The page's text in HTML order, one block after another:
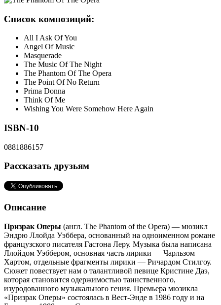
Список композиций:
All I Ask Of You
Angel Of Music
Masquerade
The Music Of The Night
The Phantom Of The Opera
The Point Of No Return
Prima Donna
Think Of Me
Wishing You Were Somehow Here Again
ISBN-10
0881886157
Рассказать друзьям
Описание
Призрак Оперы (англ. The Phantom of the Opera) — мюзикл
Эндрю Ллойда Уэббера, основанный на одноименном романе
французского писателя Гастона Леру. Музыка была написана
Ллойдом Уэббером, основная часть лирики — Чарльзом
Хартом, отдельные фрагменты лирики — Ричардом Стилгоу.
Сюжет повествует нам о талантливой певице Кристине Даэ,
которая становится одержимостью таинственного,
изуродованного музыкального гения. Премьера мюзикла
«Призрак Оперы» состоялась в Вест-Энде в 1986 году и на